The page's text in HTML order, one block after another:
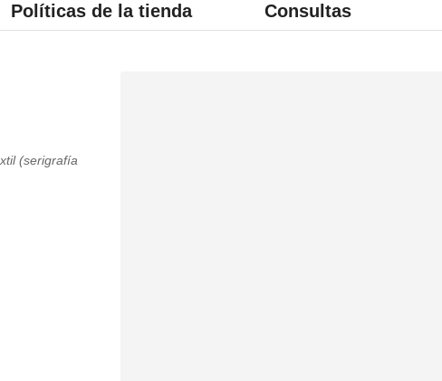
Políticas de la tienda Consultas
(serigrafía